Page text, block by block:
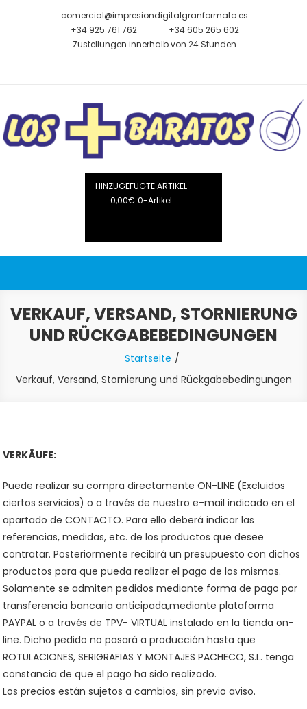
comercial@impresiondigitalgranformato.es
+34 925 761 762
+34 605 265 602
Zustellungen innerhalb von 24 Stunden
Die billigsten
Flaggen, Fahnen, Planen, Postern, Displays, Anzeigen
HINZUGEFÜGTE ARTIKEL
0,00€ 0-Artikel
VERKAUF, VERSAND, STORNIERUNG
UND RÜCKGABEBEDINGUNGEN
Startseite
Verkauf, Versand, Stornierung und Rückgabebedingungen
VERKÄUFE:
Puede realizar su compra directamente ON-LINE (Excluidos
ciertos servicios) o a través de nuestro e-mail indicado en el
apartado de CONTACTO. Para ello deberá indicar las
referencias, medidas, etc. de los productos que desee
contratar. Posteriormente recibirá un presupuesto con dichos
productos para que pueda realizar el pago de los mismos.
Solamente se admiten pedidos mediante forma de pago por
transferencia bancaria anticipada,mediante plataforma
PAYPAL o a través de TPV- VIRTUAL instalado en la tienda on-
line. Dicho pedido no pasará a producción hasta que
ROTULACIONES, SERIGRAFIAS Y MONTAJES PACHECO, S.L. tenga
constancia de que el pago ha sido realizado.
Los precios están sujetos a cambios, sin previo aviso.